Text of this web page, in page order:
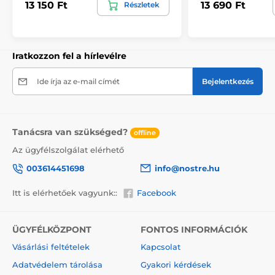
kiválasztásakor megjelenik a pontos előnézet. Minden
tapéta 49 cm széles csíkokból áll.
245x270
(5 csík) , 294x270
Környezetbarát és egészségbarát
A nyomtatási technológia környezetkímélő, ezért
bármely helyiségben – akár gyerekszobában is –
13 150 Ft Részletek 13 690 Ft
Iratkozzon fel a hírlevélre
Ide írja az e-mail címét Bejelentkezés
Tanácsra van szükséged? offline
Az ügyfélszolgálat elérhető
003614451698
info@nostre.hu
Itt is elérhetőek vagyunk:: Facebook
ÜGYFÉLKÖZPONT
Vásárlási feltételek
Adatvédelem tárolása
FONTOS INFORMÁCIÓK
Kapcsolat
Gyakori kérdések